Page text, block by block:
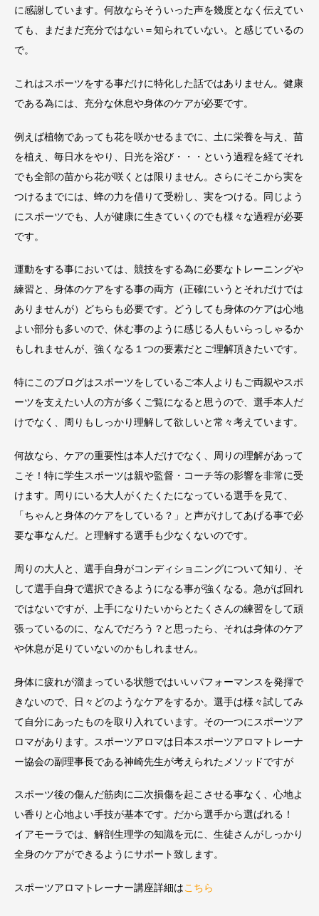
に感謝しています。何故ならそういった声を幾度となく伝えてい
ても、まだまだ充分ではない＝知られていない。と感じているの
で。
これはスポーツをする事だけに特化した話ではありません。健康
である為には、充分な休息や身体のケアが必要です。
例えば植物であっても花を咲かせるまでに、土に栄養を与え、苗
を植え、毎日水をやり、日光を浴び・・・という過程を経てそれ
でも全部の苗から花が咲くとは限りません。さらにそこから実を
つけるまでには、蜂の力を借りて受粉し、実をつける。同じよう
にスポーツでも、人が健康に生きていくのでも様々な過程が必要
です。
運動をする事においては、競技をする為に必要なトレーニングや
練習と、身体のケアをする事の両方（正確にいうとそれだけでは
ありませんが）どちらも必要です。どうしても身体のケアは心地
よい部分も多いので、休む事のように感じる人もいらっしゃるか
もしれませんが、強くなる１つの要素だとご理解頂きたいです。
特にこのブログはスポーツをしているご本人よりもご両親やスポ
ーツを支えたい人の方が多くご覧になると思うので、選手本人だ
けでなく、周りもしっかり理解して欲しいと常々考えています。
何故なら、ケアの重要性は本人だけでなく、周りの理解があって
こそ！特に学生スポーツは親や監督・コーチ等の影響を非常に受
けます。周りにいる大人がくたくたになっている選手を見て、
「ちゃんと身体のケアをしている？」と声がけしてあげる事で必
要な事なんだ。と理解する選手も少なくないのです。
周りの大人と、選手自身がコンディショニングについて知り、そ
して選手自身で選択できるようになる事が強くなる。急がば回れ
ではないですが、上手になりたいからとたくさんの練習をして頑
張っているのに、なんでだろう？と思ったら、それは身体のケア
や休息が足りていないのかもしれません。
身体に疲れが溜まっている状態ではいいパフォーマンスを発揮で
きないので、日々どのようなケアをするか。選手は様々試してみ
て自分にあったものを取り入れています。その一つにスポーツア
ロマがあります。スポーツアロマは日本スポーツアロマトレーナ
ー協会の副理事長である神崎先生が考えられたメソッドですが
スポーツ後の傷んだ筋肉に二次損傷を起こさせる事なく、心地よ
い香りと心地よい手技が基本です。だから選手から選ばれる！
イアモーラでは、解剖生理学の知識を元に、生徒さんがしっかり
全身のケアができるようにサポート致します。
スポーツアロマトレーナー講座詳細はこちら